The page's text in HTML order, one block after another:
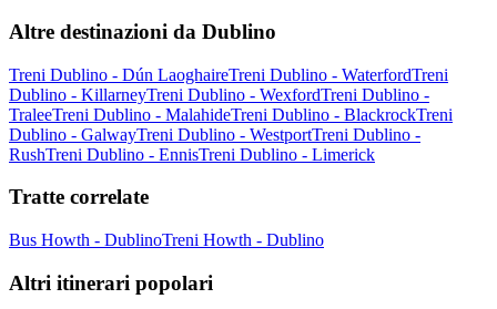
Altre destinazioni da Dublino
Treni Dublino - Dún LaoghaireTreni Dublino - WaterfordTreni
Dublino - KillarneyTreni Dublino - WexfordTreni Dublino -
TraleeTreni Dublino - MalahideTreni Dublino - BlackrockTreni
Dublino - GalwayTreni Dublino - WestportTreni Dublino -
RushTreni Dublino - EnnisTreni Dublino - Limerick
Tratte correlate
Bus Howth - DublinoTreni Howth - Dublino
Altri itinerari popolari